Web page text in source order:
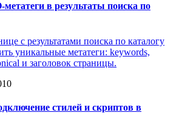
в результаты поиска по
с результатами поиска по каталогу
уникальные метатеги: keywords,
и заголовок страницы.
стилей и скриптов в